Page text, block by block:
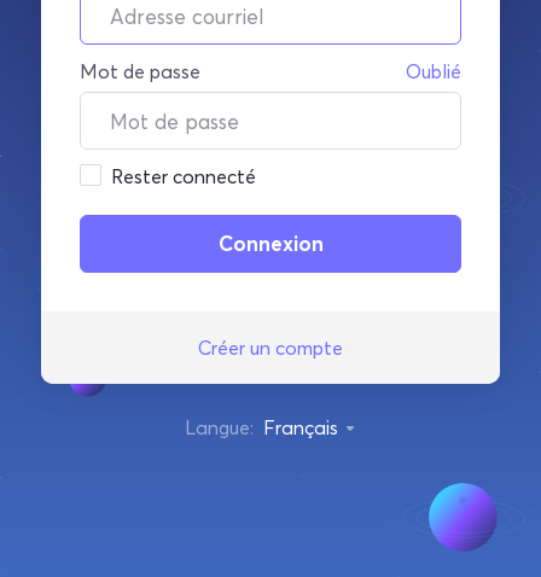
Mot de passe Oublié
Rester connecté
Créer un compte
Langue: Français